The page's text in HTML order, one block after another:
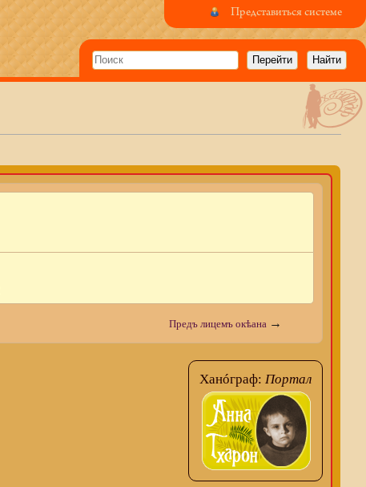
Предъ лицемъ окѣана →
Ханóграф:Портал
Представиться системе